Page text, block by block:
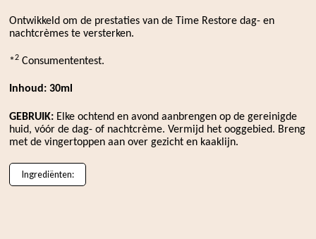
Ontwikkeld om de prestaties van de Time Restore dag- en
nachtcrèmes te versterken.
*2 Consumententest.
Inhoud: 30ml
GEBRUIK: Elke ochtend en avond aanbrengen op de gereinigde
huid, vóór de dag- of nachtcrème. Vermijd het ooggebied. Breng
met de vingertoppen aan over gezicht en kaaklijn.
Ingrediënten: